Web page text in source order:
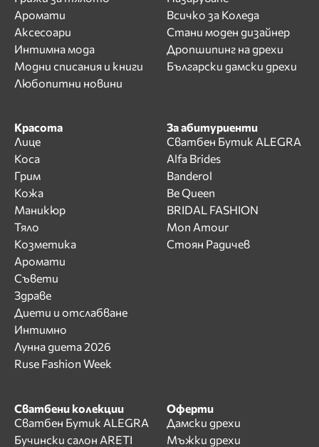
Аромати
Аксесоари
Интимна мода
Модни списания и книги
Любопитни новини
Всичко за Коледа
Стани моден дизайнер
Дропшипинг на дрехи
Български дамски дрехи
Красота
Лице
Коса
Грим
Кожа
Маникюр
Тяло
Козметика
Аромати
Съвети
Здраве
Диети и отслабване
Интимно
Лунна диета 2026
Ruse Fashion Week
За абитуриенти
Сватбен Бутик ALEGRA
Alfa Brides
Banderol
Be Queen
BRIDAL FASHION
Mon Amour
Стоян Радичев
Сватбени колекции
Сватбен Бутик ALEGRA
Бучински салон ARETI
Оферти
Дамски дрехи
Мъжки дрехи